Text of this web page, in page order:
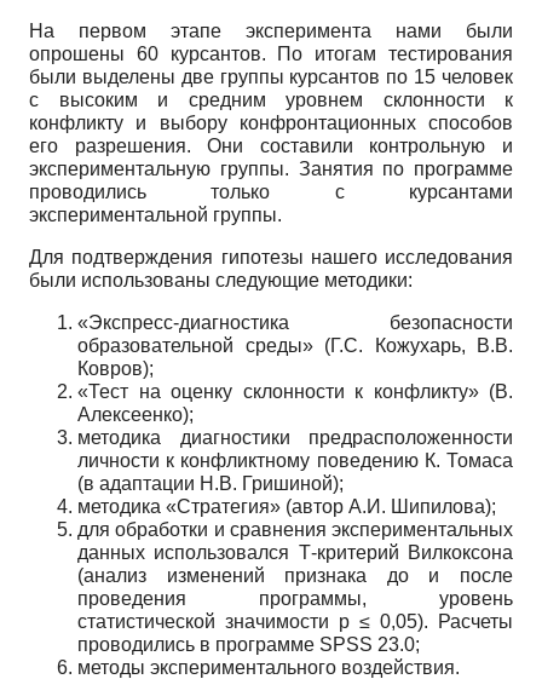
На первом этапе эксперимента нами были
опрошены 60 курсантов. По итогам тестирования
были выделены две группы курсантов по 15 человек
с высоким и средним уровнем склонности к
конфликту и выбору конфронтационных способов
его разрешения. Они составили контрольную и
экспериментальную группы. Занятия по программе
проводились только с курсантами
экспериментальной группы.
Для подтверждения гипотезы нашего исследования
были использованы следующие методики:
«Экспресс-диагностика безопасности
образовательной среды» (Г.С. Кожухарь, В.В.
Ковров);
«Тест на оценку склонности к конфликту» (В.
Алексеенко);
методика диагностики предрасположенности
личности к конфликтному поведению К. Томаса
(в адаптации Н.В. Гришиной);
методика «Стратегия» (автор А.И. Шипилова);
для обработки и сравнения экспериментальных
данных использовался Т-критерий Вилкоксона
(анализ изменений признака до и после
проведения программы, уровень
статистической значимости р ≤ 0,05). Расчеты
проводились в программе SPSS 23.0;
методы экспериментального воздействия.